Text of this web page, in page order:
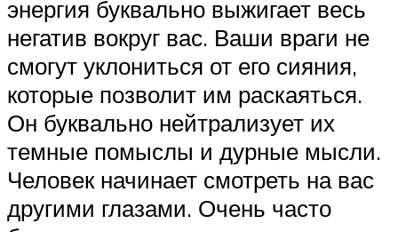
энергия буквально выжигает весь
негатив вокруг вас. Ваши враги не
смогут уклониться от его сияния,
которые позволит им раскаяться.
Он буквально нейтрализует их
темные помыслы и дурные мысли.
Человек начинает смотреть на вас
другими глазами. Очень часто